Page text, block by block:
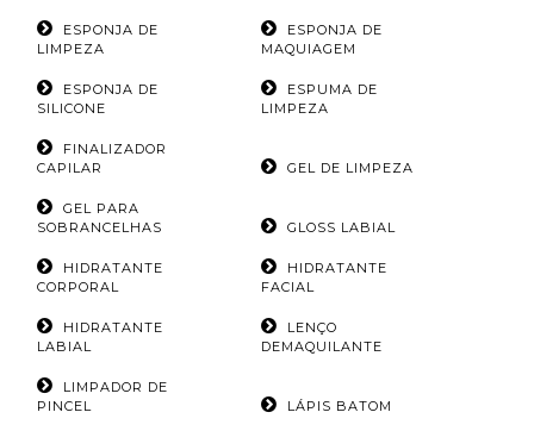
ESPONJA DE
LIMPEZA
ESPONJA DE
MAQUIAGEM
ESPONJA DE
SILICONE
ESPUMA DE
LIMPEZA
FINALIZADOR
CAPILAR
GEL DE LIMPEZA
GEL PARA
SOBRANCELHAS
GLOSS LABIAL
HIDRATANTE
CORPORAL
HIDRATANTE
FACIAL
HIDRATANTE
LABIAL
LENÇO
DEMAQUILANTE
LIMPADOR DE
PINCEL
LÁPIS BATOM